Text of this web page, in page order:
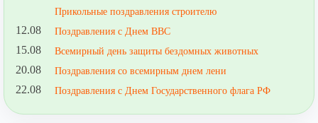
Прикольные поздравления строителю
12.08 Поздравления с Днем ВВС
15.08 Всемирный день защиты бездомных животных
20.08 Поздравления со всемирным днем лени
22.08 Поздравления с Днем Государственного флага РФ